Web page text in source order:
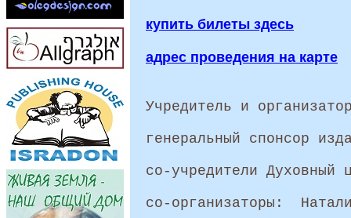
купить билеты здесь
адрес проведения на карте
Учредитель и
генеральный спонсор
со-учредители
со-организаторы: